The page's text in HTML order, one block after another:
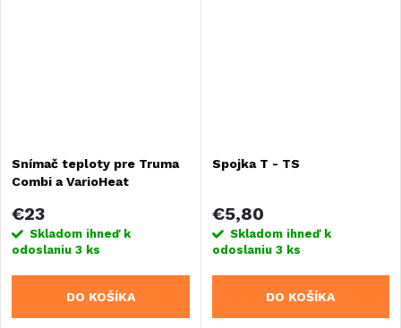
Snímač teploty pre Truma
Combi a VarioHeat
€23
Skladom ihneď k
odoslaniu 3 ks
DO KOŠÍKA
Spojka T - TS
€5,80
Skladom ihneď k
odoslaniu 3 ks
DO KOŠÍKA